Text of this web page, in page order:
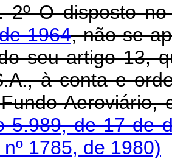
2º O disposto
1964, não se
seu artigo 13,
à conta e
5.989, de 17 de
1785, de 1980)